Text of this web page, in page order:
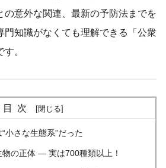
の意外な関連、最新の予防法までを
門知識がなくても理解できる「公衆
。
目次
小さな生態系”だった
の正体 ― 実は700種類以上！